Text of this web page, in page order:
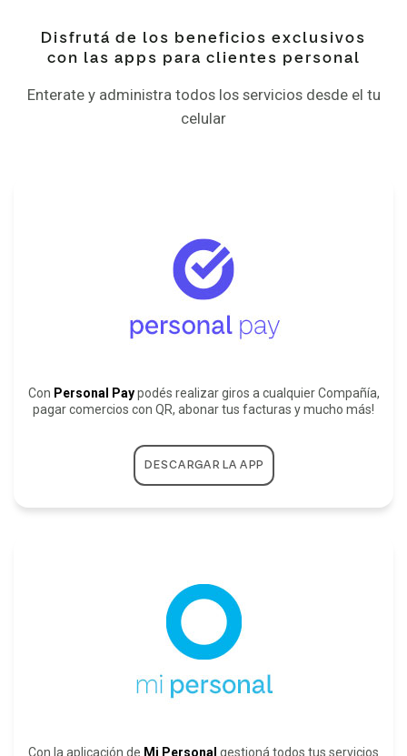
Disfrutá de los beneficios exclusivos
con las apps para clientes personal
Enterate y administra todos los servicios desde el tu
celular
Con Personal Paypodés realizar giros a cualquier Compañía,
pagar comercios con QR, abonar tus facturas y mucho más!
DESCARGAR LA APP
Con la aplicación de Mi Personal gestioná todos tus servicios